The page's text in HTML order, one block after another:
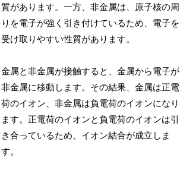
質があります。一方、非金属は、原子核の周
りを電子が強く引き付けているため、電子を
受け取りやすい性質があります。
金属と非金属が接触すると、金属から電子が
非金属に移動します。その結果、金属は正電
荷のイオン、非金属は負電荷のイオンになり
ます。正電荷のイオンと負電荷のイオンは引
き合っているため、イオン結合が成立しま
す。